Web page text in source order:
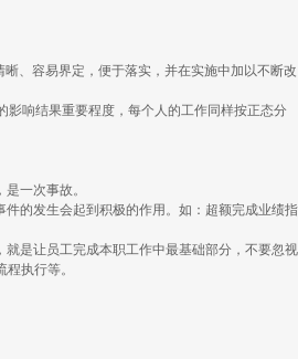
、容易界定，便于落实，并在实施中加以不断改
响结果重要程度，每个人的工作同样按正态分
一次事故。
的发生会起到积极的作用。如：超额完成业绩指
是让员工完成本职工作中最基础部分，不要忽视
执行等。